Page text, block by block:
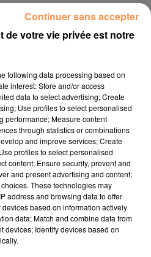
DIRECTEUR DU GARAGE LACQ'AS
SUR RADIO INSID
Directeur du Garage LACQ'AS
Inside !!!
64170 Lacq
06 10 72 33 51
de votre vie privée est notre
following data processing based on
interest: Store and/or access
data to select advertising; Create
Use profiles to select personalised
performance; Measure content
through statistics or combinations
and improve services; Create
profiles to select personalised
content; Ensure security, prevent and
and present advertising and content;
These technologies may
address and browsing data to offer
based on information actively
data; Match and combine data from
devices; Identify devices based on
Continuer sans accepter